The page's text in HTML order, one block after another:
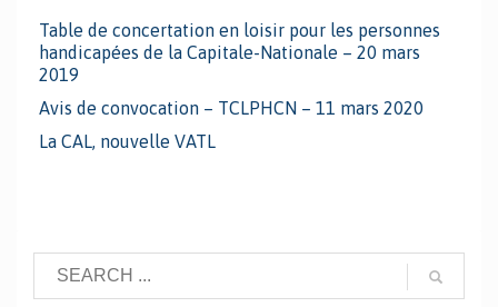
Table de concertation en loisir pour les personnes
handicapées de la Capitale-Nationale – 20 mars
2019
Avis de convocation – TCLPHCN – 11 mars 2020
La CAL, nouvelle VATL